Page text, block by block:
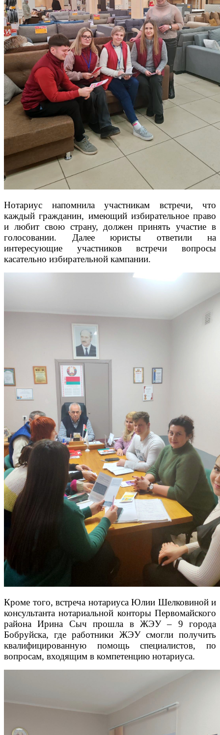
Нотариус напомнила участникам встречи, что
каждый гражданин, имеющий избирательное право
и любит свою страну, должен принять участие в
голосовании. Далее юристы ответили на
интересующие участников встречи вопросы
касательно избирательной кампании.
Кроме того, встреча нотариуса Юлии Шелковиной и
консультанта нотариальной конторы Первомайского
района Ирина Сыч прошла в ЖЭУ – 9 города
Бобруйска, где работники ЖЭУ смогли получить
квалифицированную помощь специалистов, по
вопросам, входящим в компетенцию нотариуса.